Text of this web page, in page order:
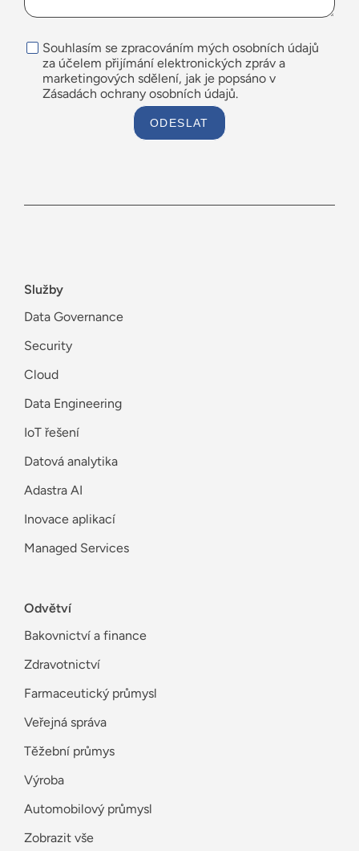
Souhlasím se zpracováním mých osobních údajů
za účelem přijímání elektronických zpráv a
marketingových sdělení, jak je popsáno v
Zásadách ochrany osobních údajů.
ODESLAT
Služby
Data Governance
Security
Cloud
Data Engineering
IoT řešení
Datová analytika
Adastra AI
Inovace aplikací
Managed Services
Odvětví
Bakovnictví a finance
Zdravotnictví
Farmaceutický průmysl
Veřejná správa
Těžební průmys
Výroba
Automobilový průmysl
Zobrazit vše